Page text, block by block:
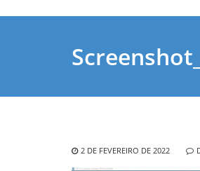
2 DE FEVEREIRO DE 2022